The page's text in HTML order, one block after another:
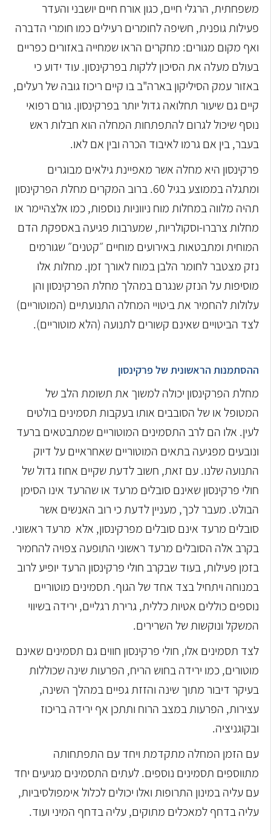
משפחתית, הרגלי חיים, כגון אורח חיים יושבני והעדר
פעילות גופנית, חשיפה לחומרים רעילים כמו חומרי הדברה
ואף מקום מגורים: מחקרים הראו שמחייה באזורים כפריים
בעולם מעלה את הסיכון ללקות בפרקינסון. עוד ידוע כי
באזור עמק הסיליקון בארה"ב בו קיים ריכוז גובה של רעלים,
קיים גם שיעור תחלואה גדול יותר בפרקינסון. גורם רפואי
נוסף שיכול לגרום להתפתחות המחלה הוא חבלות ראש
בעבר, בין אם גרמו לאיבוד הכרה ובין אם לאו.
פרקינסון היא מחלה אשר מאפיינת גילאים מבוגרים
ומתגלה בממוצע בגיל 60. ברוב המקרים מחלת הפרקינסון
תהיה מלווה במחלות מוח ניווניות נוספות, כמו אלצהיימר או
מחלות צרברו-וסקולריות, שמערבות פגיעה באספקת הדם
המוחית ומתבטאות באירועים מוחיים ״קטנים״ שגורמים
נזק מצטבר לחומר הלבן במוח לאורך זמן. מחלות אלו
מוסיפות על הנזק שנגרם במהלך מחלת הפרקינסון והן
עלולות להחמיר את ביטויי המחלה התנועתיים (המוטוריים)
לצד הביטויים שאינם קשורים לתנועה (הלא מוטוריים).
ההסתמנות הראשונית של פרקינסון
מחלת הפרקינסון יכולה למשוך את תשומת הלב של
המטופל או של הסובבים אותו בעקבות תסמינים בולטים
לעין. אלו הם לרב התסמינים המוטוריים שמתבטאים ברעד
ונובעים מפגיעה בתאים המוטוריים שאחראיים על דיוק
התנועה שלנו. עם זאת, חשוב לדעת שקיים אחוז גדול של
חולי פרקינסון שאינם סובלים מרעד או שהרעד אינו הסימן
הבולט. מעבר לכך, מעניין לדעת כי רוב האנשים אשר
סובלים מרעד אינם סובלים מפרקינסון, אלא מרעד ראשוני.
בקרב אלה הסובלים מרעד ראשוני התופעה צפויה להחמיר
בזמן פעילות, בעוד שבקרב חולי פרקינסון הרעד יופיע לרוב
במנוחה ויתחיל בצד אחד של הגוף. תסמינים מוטוריים
נוספים כוללים אטיות כללית, גרירת רגליים, ירידה בשיווי
המשקל ונוקשות של השרירים.
לצד תסמינים אלו, חולי פרקינסון חווים גם תסמינים שאינם
מוטורים, כמו ירידה בחוש הריח, הפרעות שינה שכוללות
בעיקר דיבור מתוך שינה והזזת גפיים במהלך השינה,
עצירות, הפרעות במצב הרוח ותתכן אף ירידה בריכוז
ובקוגניציה.
עם הזמן המחלה מתקדמת ויחד עם התפתחותה
מתווספים תסמינים נוספים. לעתים התסמינים מגיעים יחד
עם עליה במינון התרופות ואלו יכולים לכלול אימפולסיביות,
עליה בדחף למאכלים מתוקים, עליה בדחף המיני ועוד.